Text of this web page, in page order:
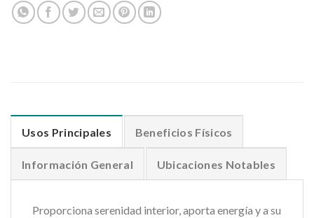
Usos Principales Beneficios Físicos
Información General Ubicaciones Notables
Proporciona serenidad interior, aporta energía y a su